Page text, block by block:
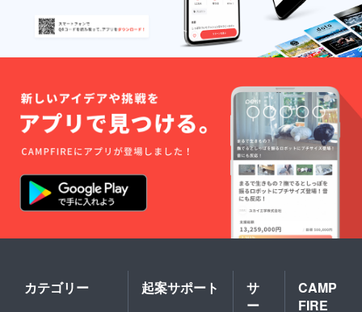
カテゴリー 起案サポート
サ
ー
CAMP
FIRE